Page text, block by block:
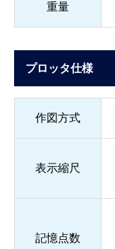
重量
プロッタ仕様
作図方式
表示縮尺
記憶点数